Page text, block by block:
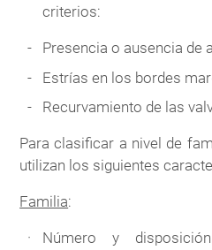
criterios:
Presencia o ausencia de
Estrías en los bordes
Recurvamiento de las
Para clasificar a nivel de
utilizan los siguientes
Familia:
Número y